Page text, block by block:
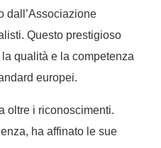
dall’Associazione
Questo prestigioso
qualità e la competenza
europei.
oltre i riconoscimenti.
ha affinato le sue